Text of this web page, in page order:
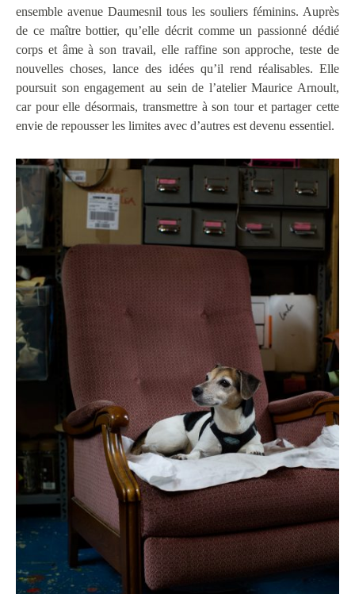
ensemble avenue Daumesnil tous les souliers féminins. Auprès
de ce maître bottier, qu’elle décrit comme un passionné dédié
corps et âme à son travail, elle raffine son approche, teste de
nouvelles choses, lance des idées qu’il rend réalisables. Elle
poursuit son engagement au sein de l’atelier Maurice Arnoult,
car pour elle désormais, transmettre à son tour et partager cette
envie de repousser les limites avec d’autres est devenu essentiel.